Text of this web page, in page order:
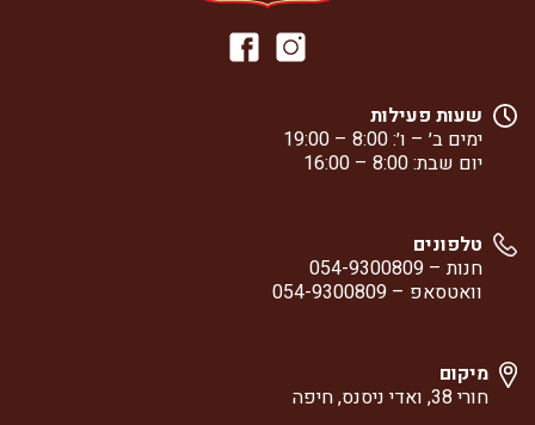
שעות פעילות
ימים ב׳ – ו׳: 8:00 – 19:00
יום שבת: 8:00 – 16:00
טלפונים
חנות – 054-9300809
וואטסאפ – 054-9300809
מיקום
חורי 38, ואדי ניסנס, חיפה